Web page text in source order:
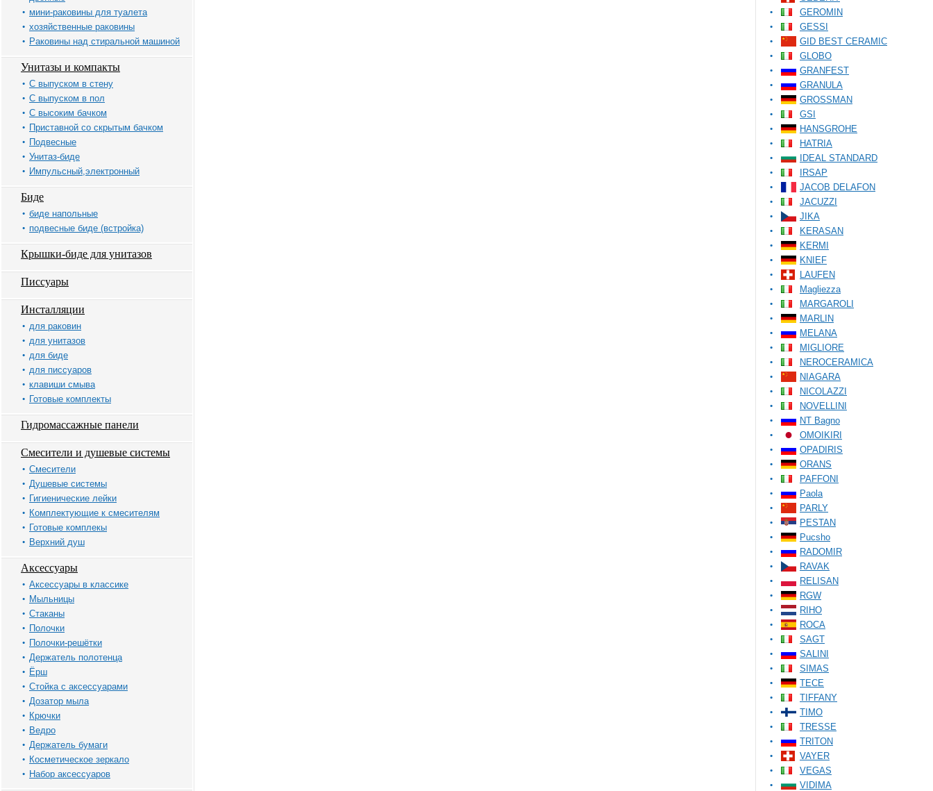
мини-раковины для туалета
хозяйственные раковины
Раковины над стиральной машиной
Унитазы и компакты
С выпуском в стену
С выпуском в пол
С высоким бачком
Приставной со скрытым бачком
Подвесные
Унитаз-биде
Импульсный,электронный
Биде
биде напольные
подвесные биде (встройка)
Крышки-биде для унитазов
Писсуары
Инсталляции
для раковин
для унитазов
для биде
для писсуаров
клавиши смыва
Готовые комплекты
Гидромассажные панели
Смесители и душевые системы
Смесители
Душевые системы
Гигиенические лейки
Комплектующие к смесителям
Готовые комплекы
Верхний душ
Аксессуары
Аксессуары в классике
Мыльницы
Стаканы
Полочки
Полочки-решётки
Держатель полотенца
Ёрш
Стойка с аксессуарами
Дозатор мыла
Крючки
Ведро
Держатель бумаги
Косметическое зеркало
Набор аксессуаров
GEROMIN
GESSI
GID BEST CERAMIC
GLOBO
GRANFEST
GRANULA
GROSSMAN
GSI
HANSGROHE
HATRIA
IDEAL STANDARD
IRSAP
JACOB DELAFON
JACUZZI
JIKA
KERASAN
KERMI
KNIEF
LAUFEN
Magliezza
MARGAROLI
MARLIN
MELANA
MIGLIORE
NEROCERAMICA
NIAGARA
NICOLAZZI
NOVELLINI
NT Bagno
OMOIKIRI
OPADIRIS
ORANS
PAFFONI
Paola
PARLY
PESTAN
Pucsho
RADOMIR
RAVAK
RELISAN
RGW
RIHO
ROCA
SAGT
SALINI
SIMAS
TECE
TIFFANY
TIMO
TRESSE
TRITON
VAYER
VEGAS
VIDIMA